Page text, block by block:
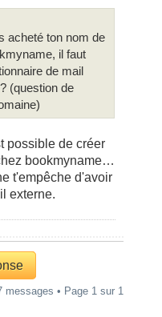
acheté ton nom de
il faut
de mail
(question de
possible de créer
bookmyname…
t'empêche d'avoir
externe.
messages • Page 1 sur 1